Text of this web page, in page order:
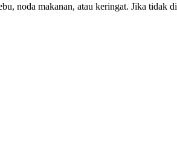
noda makanan, atau keringat. Jika tidak